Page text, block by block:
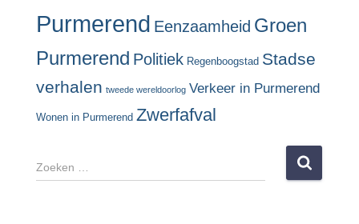
Purmerend Eenzaamheid Groen
Purmerend Politiek Regenboogstad Stadse
verhalen tweede wereldoorlog Verkeer in Purmerend
Wonen in Purmerend Zwerfafval
Z
o